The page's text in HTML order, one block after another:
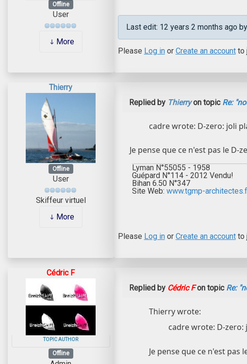
Offline
User
More
Last edit: 12 years 2 months ago by
Please Log inor Create an accountto
Thierry
Offline
User
Skiffeur virtuel
More
Replied by Thierryon topic Re:
cadre wrote: D-zero: joli
Je pense que ce n'est pas le D-
Lyman N°55055 - 1958
Guépard N°114 - 2012 Vendu!
Bihan 6.50 N°347
Site Web: www.tgmp-
Please Log inor Create an accountto
Cédric F
TOPIC AUTHOR
Offline
Replied by Cédric Fon topic Re:
Thierry wrote:
cadre wrote: D-
Je pense que ce n'est pas